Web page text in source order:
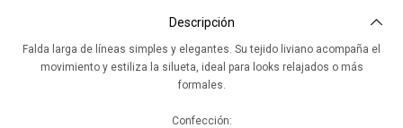
Descripción
Falda larga de líneas simples y elegantes. Su tejido liviano acompaña el
movimiento y estiliza la silueta, ideal para looks relajados o más
formales.
Confección: